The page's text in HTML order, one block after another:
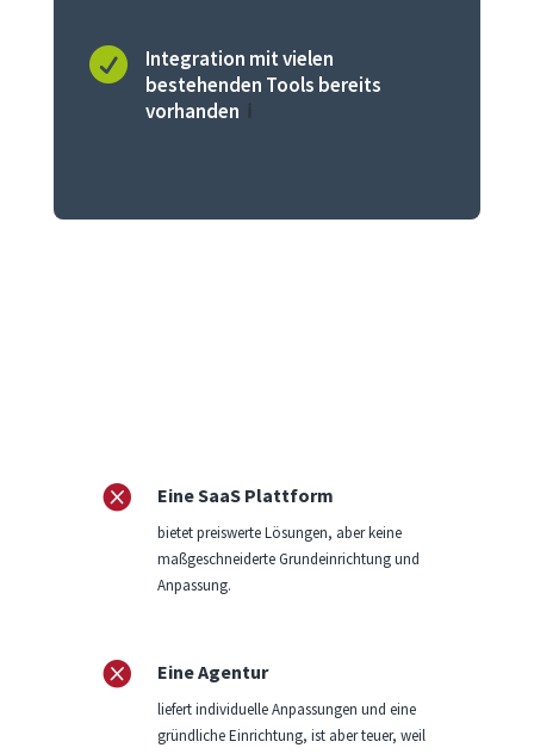

Integration mit vielen
bestehenden Tools bereits
vorhanden ℹ️
 Eine SaaS Plattform
bietet preiswerte Lösungen, aber keine
maßgeschneiderte Grundeinrichtung und
Anpassung.
 Eine Agentur
liefert individuelle Anpassungen und eine
gründliche Einrichtung, ist aber teuer, weil